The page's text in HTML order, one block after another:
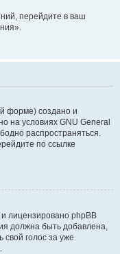
перейдите в ваш
форме) создано и
на условиях GNU General
распространяться.
по ссылке
лицензировано phpBB
должна быть добавлена,
свой голос за уже